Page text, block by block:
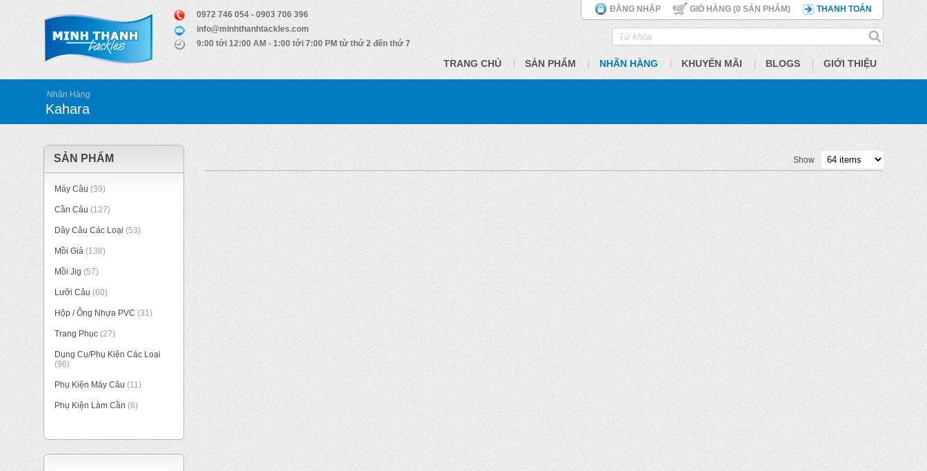
ĐĂNG NHẬP GIỎ HÀNG (0 SẢN PHẨM) THANH TOÁN
0972 746 054 - 0903 706 396
info@minhthanhtackles.com
9:00 tới 12:00 AM - 1:00 tới 7:00 PM từ thứ 2 đến thứ 7
TRANG CHỦ SẢN PHẨM NHÃN HÀNG KHUYẾN MÃI BLOGS GIỚI THIỆU
Nhãn Hàng
Kahara
SẢN PHẨM
Máy Câu (39)
Cần Câu (127)
Dây Câu Các Loại (53)
Mồi Giả (138)
Mồi Jig (57)
Lưỡi Câu (60)
Hộp / Ống Nhựa PVC (31)
Trang Phục (27)
Dụng Cụ/Phụ Kiện Các Loại
(96)
Phụ Kiện Máy Câu (11)
Phụ Kiện Làm Cần (6)
Show